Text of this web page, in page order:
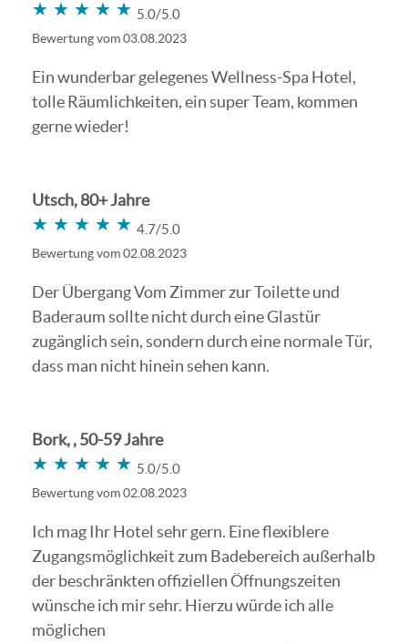
★★★★★
★★★★★ 5.0/5.0
Bewertung vom 03.08.2023
Ein wunderbar gelegenes Wellness-Spa Hotel,
tolle Räumlichkeiten, ein super Team, kommen
gerne wieder!
Utsch, 80+ Jahre
★★★★★
★★★★★ 4.7/5.0
Bewertung vom 02.08.2023
Der Übergang Vom Zimmer zur Toilette und
Baderaum sollte nicht durch eine Glastür
zugänglich sein, sondern durch eine normale Tür,
dass man nicht hinein sehen kann.
Bork, , 50-59 Jahre
★★★★★
★★★★★ 5.0/5.0
Bewertung vom 02.08.2023
Ich mag Ihr Hotel sehr gern. Eine flexiblere
Zugangsmöglichkeit zum Badebereich außerhalb
der beschränkten offiziellen Öffnungszeiten
wünsche ich mir sehr. Hierzu würde ich alle
möglichen